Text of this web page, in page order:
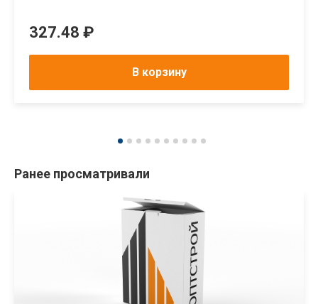
327.48 ₽
В корзину
Ранее просматривали